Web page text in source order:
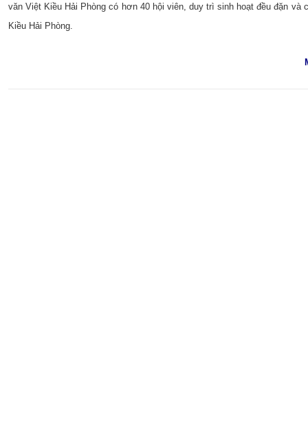
văn Việt Kiều Hải Phòng có hơn 40 hội viên, duy trì sinh hoạt đều đặn
Kiều Hải Phòng.